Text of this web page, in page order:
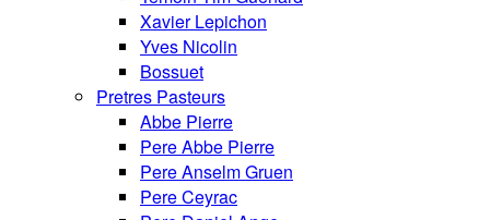
Xavier Lepichon
Yves Nicolin
Bossuet
Pretres Pasteurs
Abbe Pierre
Pere Abbe Pierre
Pere Anselm Gruen
Pere Ceyrac